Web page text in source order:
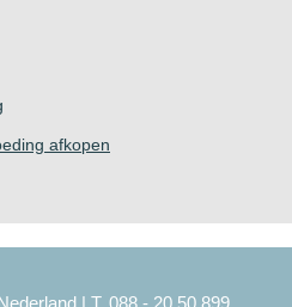
afkopen